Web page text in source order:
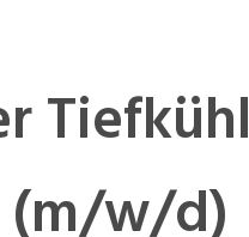
Tiefkühl
(m/w/d)